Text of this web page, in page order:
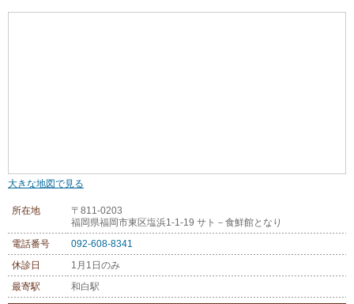
大きな地図で見る
所在地
〒811-0203
福岡県福岡市東区塩浜1-1-19 サト－食鮮館となり
電話番号
092-608-8341
休診日
1月1日のみ
最寄駅
和白駅